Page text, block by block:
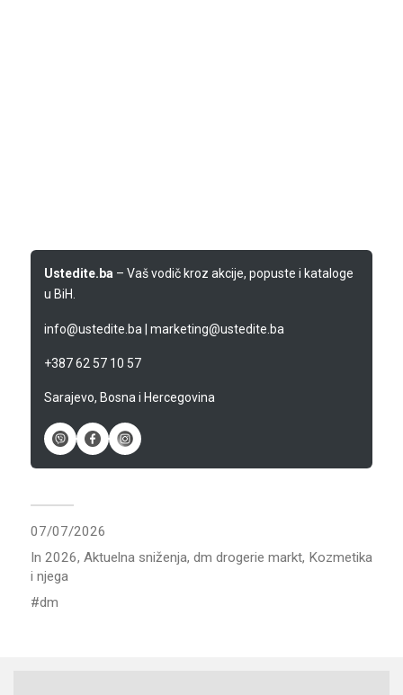
Ustedite.ba – Vaš vodič kroz akcije, popuste i kataloge
u BiH.
info@ustedite.ba | marketing@ustedite.ba
+387 62 57 10 57
Sarajevo, Bosna i Hercegovina
07/07/2026
In 2026, Aktuelna sniženja, dm drogerie markt, Kozmetika
i njega
dm